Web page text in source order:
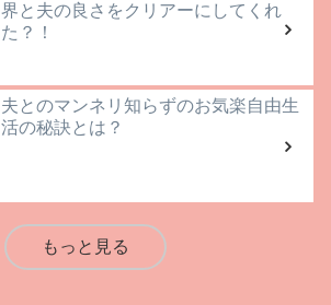
界と夫の良さをクリアーにしてくれ
た？！
夫とのマンネリ知らずのお気楽自由生
活の秘訣とは？
もっと見る